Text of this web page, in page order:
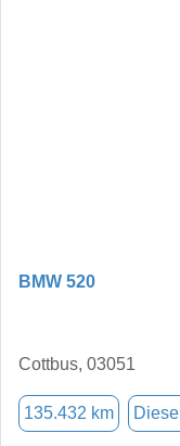
BMW 520
Cottbus, 03051
135.432 km Diesel